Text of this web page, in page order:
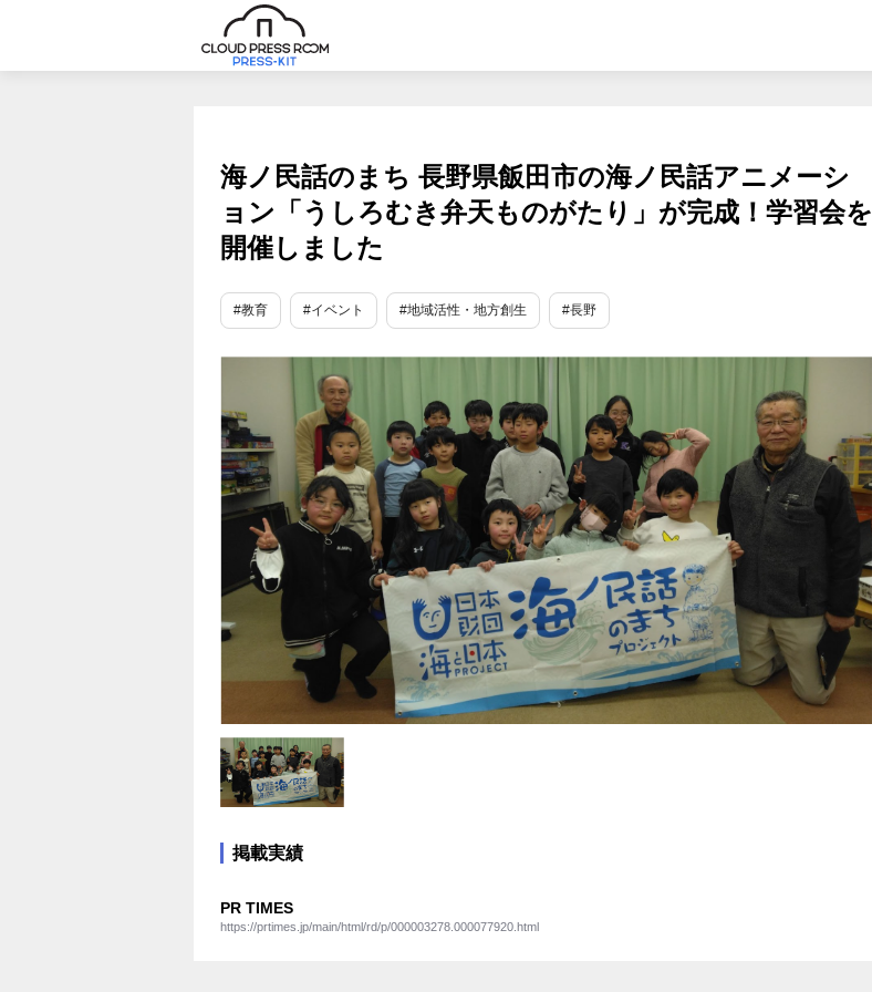
海ノ民話のまち 長野県飯田市の海ノ民話アニメーシ
ョン「うしろむき弁天ものがたり」が完成！学習会を
開催しました
#教育 #イベント #地域活性・地方創生 #長野
掲載実績
PR TIMES
https://prtimes.jp/main/html/rd/p/000003278.000077920.html